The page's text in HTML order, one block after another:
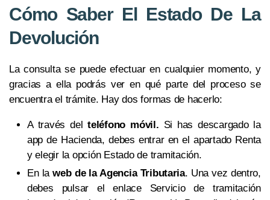
Cómo Saber El Estado De La
Devolución
La consulta se puede efectuar en cualquier momento, y
gracias a ella podrás ver en qué parte del proceso se
encuentra el trámite. Hay dos formas de hacerlo:
A través del teléfono móvil. Si has descargado la
app de Hacienda, debes entrar en el apartado Renta
y elegir la opción Estado de tramitación.
En laweb de la Agencia Tributaria. Una vez dentro,
debes pulsar el enlace Servicio de tramitación